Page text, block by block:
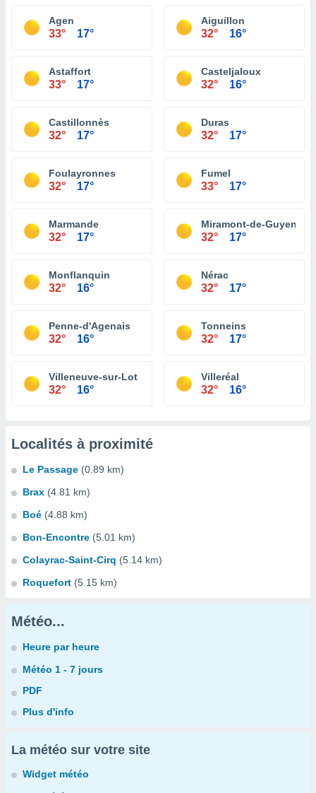
Agen
33° 17°
Aiguillon
32° 16°
Astaffort
33° 17°
Casteljaloux
32° 16°
Castillonnès
32° 17°
Duras
32° 17°
Foulayronnes
32° 17°
Fumel
33° 17°
Marmande
32° 17°
Miramont-de-Guyenne
32° 17°
Monflanquin
32° 16°
Nérac
32° 17°
Penne-d'Agenais
32° 16°
Tonneins
32° 17°
Villeneuve-sur-Lot
32° 16°
Villeréal
32° 16°
Localités à proximité
Le Passage (0.89 km)
Brax (4.81 km)
Boé (4.88 km)
Bon-Encontre (5.01 km)
Colayrac-Saint-Cirq (5.14 km)
Roquefort (5.15 km)
Météo...
Heure par heure
Météo 1 - 7 jours
PDF
Plus d'info
La météo sur votre site
Widget météo